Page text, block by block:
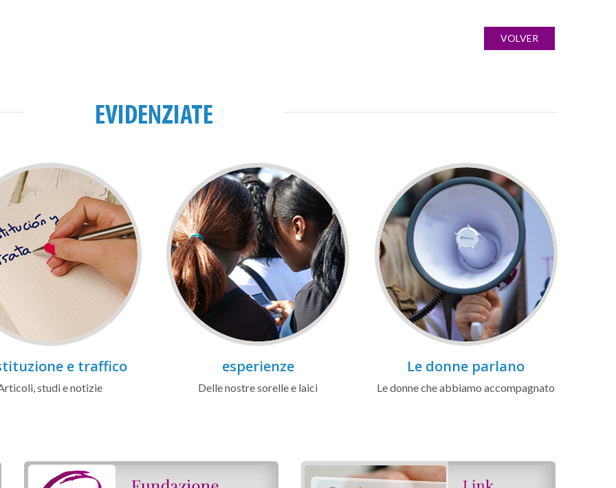
VOLVER
EVIDENZIATE
e traffico
studi e notizie
esperienze
Delle nostre sorelle e laici
Le donne parlano
Le donne che abbiamo accompagnato